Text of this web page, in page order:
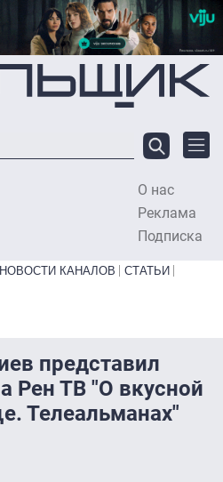
О нас
Реклама
Подписка
НОВОСТИ КАНАЛОВ
СТАТЬИ
представил
Рен ТВ "О вкусной
Телеальманах"